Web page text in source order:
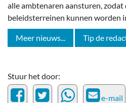
alle ambtenaren aansturen, zodat
beleidsterreinen kunnen worden
Meer nieuws... Tip de
Stuur het door:
e-mail